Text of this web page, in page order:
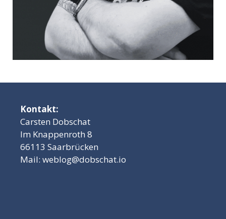
Kontakt:
Carsten Dobschat
Im Knappenroth 8
66113 Saarbrücken
Mail: weblog@dobschat.io